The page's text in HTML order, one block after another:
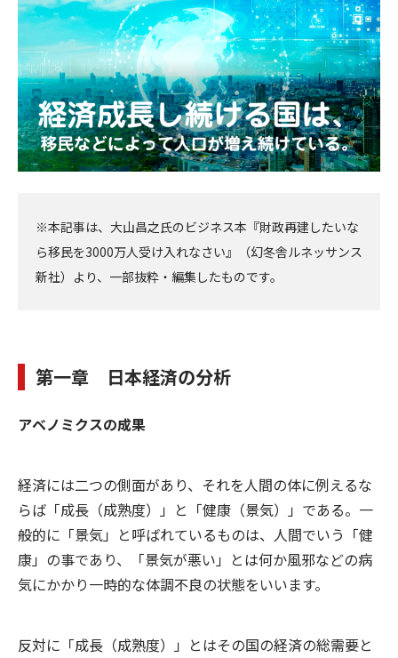
※本記事は、大山昌之氏のビジネス本『財政再建したいな
ら移民を3000万人受け入れなさい』（幻冬舎ルネッサンス
新社）より、一部抜粋・編集したものです。
第一章 日本経済の分析
アベノミクスの成果
経済には二つの側面があり、それを人間の体に例えるな
らば「成長（成熟度）」と「健康（景気）」である。一
般的に「景気」と呼ばれているものは、人間でいう「健
康」の事であり、「景気が悪い」とは何か風邪などの病
気にかかり一時的な体調不良の状態をいいます。
反対に「成長（成熟度）」とはその国の経済の総需要と